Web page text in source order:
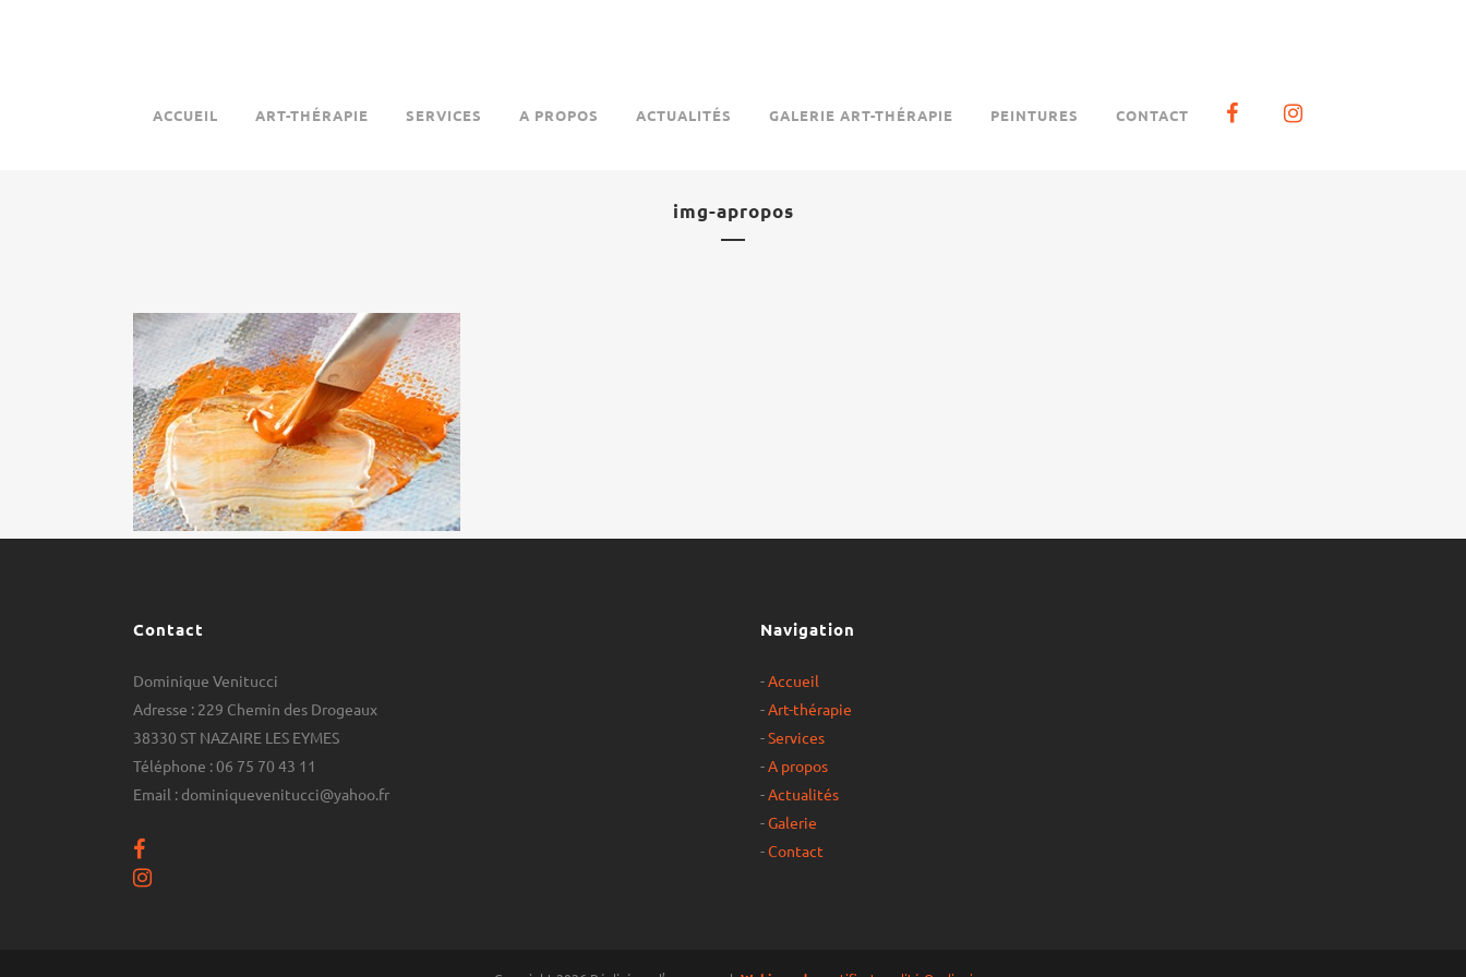
ACCUEIL ART-THÉRAPIE SERVICES A PROPOS ACTUALITÉS GALERIE ART-THÉRAPIE PEINTURES CONTACT
img-apropos
Contact
Dominique Venitucci
Adresse : 229 Chemin des Drogeaux
38330 ST NAZAIRE LES EYMES
Téléphone : 06 75 70 43 11
Email : dominiquevenitucci@yahoo.fr
Navigation
-Accueil
-Art-thérapie
-Services
-A propos
-Actualités
-Galerie
-Contact